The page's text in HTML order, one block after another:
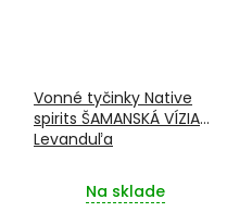
Vonné tyčinky Native
spirits ŠAMANSKÁ VÍZIA
Levanduľa
Na sklade